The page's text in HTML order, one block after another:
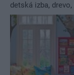
detská izba, drevo,